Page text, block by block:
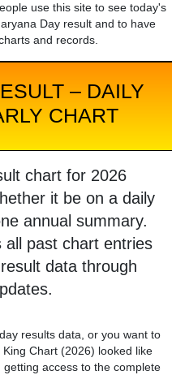
use this site to see today's
Day result and to have
and records.
– DAILY
CHART
chart for 2026
it be on a daily
annual summary.
all past chart entries
data through
results data, or you want to
Chart (2026) looked like
access to the complete